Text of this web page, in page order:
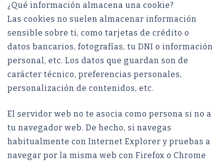
¿Qué información almacena una cookie?
Las cookies no suelen almacenar información
sensible sobre ti, como tarjetas de crédito o
datos bancarios, fotografías, tu DNI o información
personal, etc. Los datos que guardan son de
carácter técnico, preferencias personales,
personalización de contenidos, etc.
El servidor web no te asocia como persona si no a
tu navegador web. De hecho, si navegas
habitualmente con Internet Explorer y pruebas a
navegar por la misma web con Firefox o Chrome